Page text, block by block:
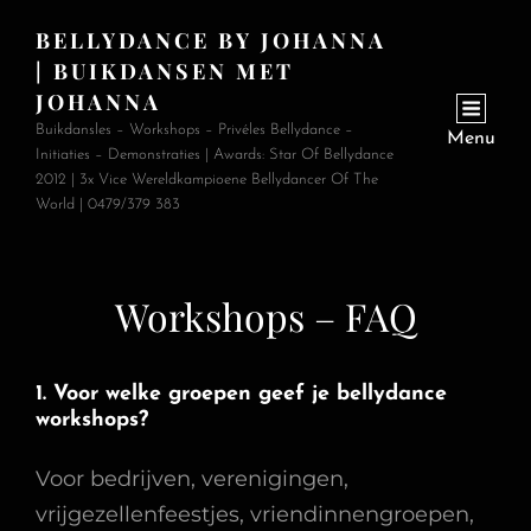
BELLYDANCE BY JOHANNA
| BUIKDANSEN MET
JOHANNA
Buikdansles – Workshops – Privéles Bellydance –
Initiaties – Demonstraties | Awards: Star Of Bellydance
2012 | 3x Vice Wereldkampioene Bellydancer Of The
World | 0479/379 383
Menu
Workshops – FAQ
1. Voor welke groepen geef je bellydance
workshops?
Voor bedrijven, verenigingen,
vrijgezellenfeestjes, vriendinnengroepen,